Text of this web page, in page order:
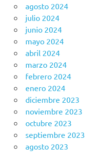
agosto 2024
julio 2024
junio 2024
mayo 2024
abril 2024
marzo 2024
febrero 2024
enero 2024
diciembre 2023
noviembre 2023
octubre 2023
septiembre 2023
agosto 2023